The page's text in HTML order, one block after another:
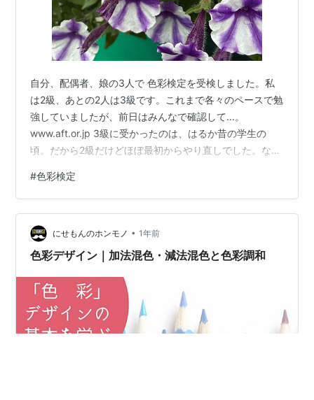
自分、配偶者、娘の3人で 色彩検定を受検しました。私
は2級、あとの2人は3級です。これまで各々のペースで勉
強していましたが、前日はみんなで確認して...。
www.aft.or.jp 3級に受かったのは、はるか昔の学生の
頃。だから2級だけどほぼ最初からやり直しでした。なか
己採点して、まぁ取れてるんじゃないかなあ、取りこぼ
してはいるけど合格ラインは越えたかなあ？ という手ご
たえです。受検された皆さん、お疲れさまでした。
#色彩検定
にせもんのホンモノ • 1年前
色彩デザイン｜加法混色・減法混色と色彩調和